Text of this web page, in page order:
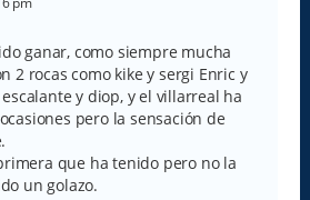
ganar, como siempre mucha
2 rocas como kike y sergi Enric y
y diop, y el villarreal ha
pero la sensación de
que ha tenido pero no la
un golazo.